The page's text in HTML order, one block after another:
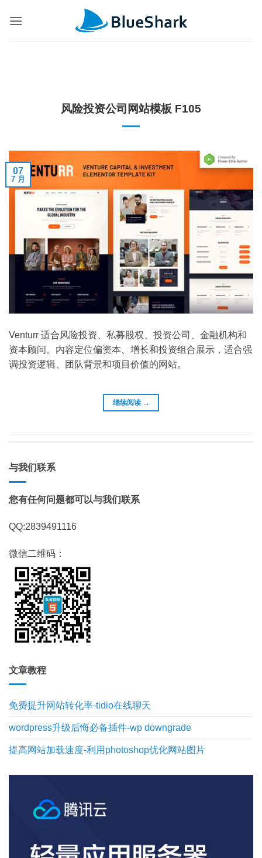
风险投资公司网站模板 F105
07
7 月
Venturr 适合风险投资、私募股权、投资公司、金融机构和
资本顾问。内容定位偏资本、增长和投资组合展示，适合强
调投资逻辑、团队背景和项目价值的网站。
继续阅读 →
与我们联系
您有任何问题都可以与我们联系
QQ:2839491116
微信二维码：
文章教程
免费提升网站转化率-tidio在线聊天
wordpress升级后悔必备插件-wp downgrade
提高网站加载速度-利用photoshop优化网站图片